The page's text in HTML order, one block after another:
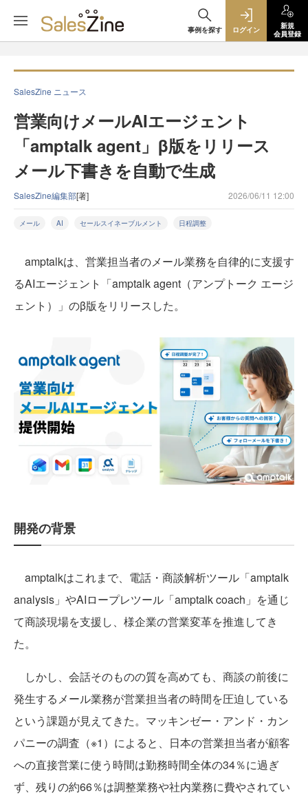
事例を探す ログイン
新規
会員登録
SalesZine ニュース
営業向けメールAIエージェント
「amptalk agent」β版をリリース
メール下書きを自動で生成
SalesZine編集部[著] 2026/06/11 12:00
メール AI セールスイネーブルメント 日程調整
amptalkは、営業担当者のメール業務を自律的に支援す
るAIエージェント「amptalk agent（アンプトーク エージ
ェント）」のβ版をリリースした。
開発の背景
amptalkはこれまで、電話・商談解析ツール「amptalk
analysis」やAIロープレツール「amptalk coach」を通じ
て商談現場を支援し、様企業の営業変革を推進してき
た。
しかし、会話そのものの質を高めても、商談の前後に
発生するメール業務が営業担当者の時間を圧迫している
という課題が見えてきた。マッキンゼー・アンド・カン
パニーの調査（※1）によると、日本の営業担当者が顧客
への直接営業に使う時間は勤務時間全体の34％に過ぎ
ず、残りの約66％は調整業務や社内業務に費やされてい